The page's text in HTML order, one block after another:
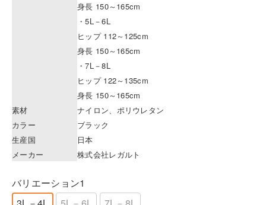
身長 150～165cm
・5L－6L
ヒップ 112～125cm
身長 150～165cm
・7L－8L
ヒップ 122～135cm
身長 150～165cm
素材
ナイロン、ポリウレタン
カラー
ブラック
生産国
日本
メーカー
株式会社レガルト
バリエーション1